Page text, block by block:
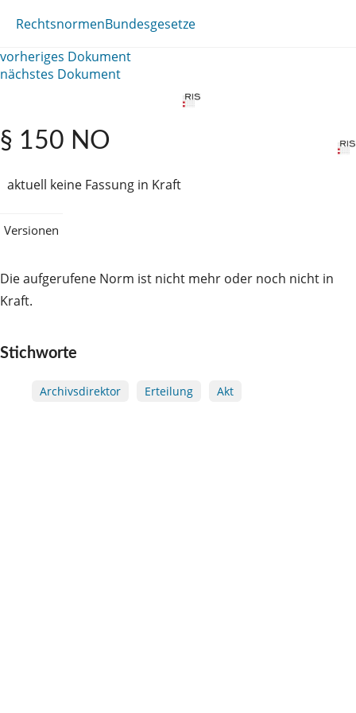
RechtsnormenBundesgesetze
vorheriges Dokument
nächstes Dokument
§ 150 NO
aktuell keine Fassung in Kraft
Versionen
Die aufgerufene Norm ist nicht mehr oder noch nicht in
Kraft.
Stichworte
Archivsdirektor Erteilung Akt